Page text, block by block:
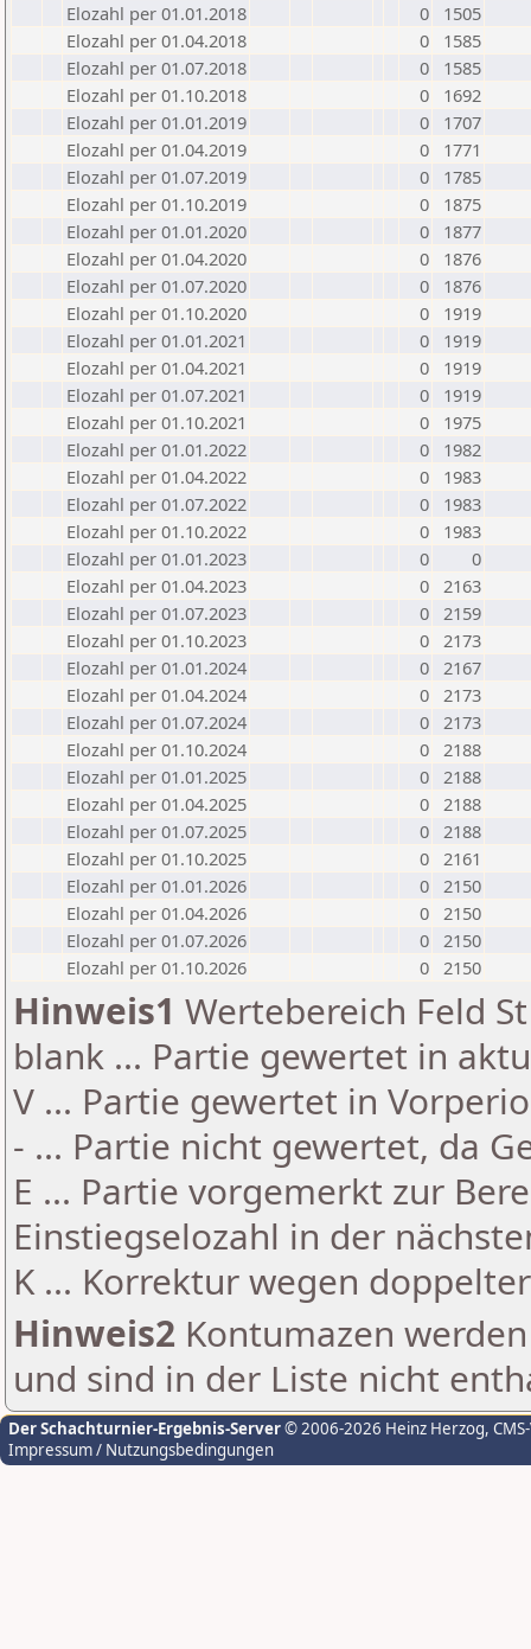
Elozahl per 01.01.2018
0
1505
Elozahl per 01.04.2018
0
1585
Elozahl per 01.07.2018
0
1585
Elozahl per 01.10.2018
0
1692
Elozahl per 01.01.2019
0
1707
Elozahl per 01.04.2019
0
1771
Elozahl per 01.07.2019
0
1785
Elozahl per 01.10.2019
0
1875
Elozahl per 01.01.2020
0
1877
Elozahl per 01.04.2020
0
1876
Elozahl per 01.07.2020
0
1876
Elozahl per 01.10.2020
0
1919
Elozahl per 01.01.2021
0
1919
Elozahl per 01.04.2021
0
1919
Elozahl per 01.07.2021
0
1919
Elozahl per 01.10.2021
0
1975
Elozahl per 01.01.2022
0
1982
Elozahl per 01.04.2022
0
1983
Elozahl per 01.07.2022
0
1983
Elozahl per 01.10.2022
0
1983
Elozahl per 01.01.2023
0
0
Elozahl per 01.04.2023
0 2163
Elozahl per 01.07.2023
0 2159
Elozahl per 01.10.2023
0 2173
Elozahl per 01.01.2024
0 2167
Elozahl per 01.04.2024
0 2173
Elozahl per 01.07.2024
0 2173
Elozahl per 01.10.2024
0 2188
Elozahl per 01.01.2025
0 2188
Elozahl per 01.04.2025
0 2188
Elozahl per 01.07.2025
0 2188
Elozahl per 01.10.2025
0 2161
Elozahl per 01.01.2026
0 2150
Elozahl per 01.04.2026
0 2150
Elozahl per 01.07.2026
0 2150
Elozahl per 01.10.2026
0 2150
Hinweis1 Wertebereich Feld
blank ... Partie gewertet in
V ... Partie gewertet in
- ... Partie nicht gewertet, da
E ... Partie vorgemerkt zur
Einstiegselozahl in der
K ... Korrektur wegen
Hinweis2 Kontumazen
und sind in der Liste nicht
Der Schachturnier-Ergebnis-Server© 2006-2026 Heinz Herzog,
Impressum / Nutzungsbedingungen